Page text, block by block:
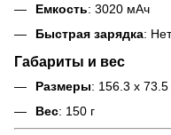
Емкость: 3020 мАч
Быстрая зарядка: Нет
Габариты и вес
Размеры: 156.3 x
Вес: 150 г